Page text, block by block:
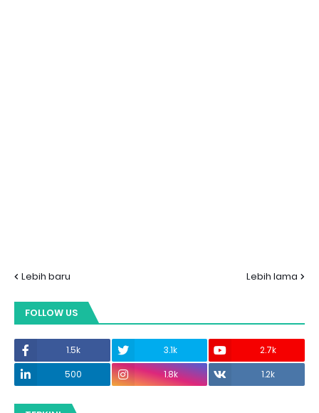
Lebih baru Lebih lama
FOLLOW US
1.5k 3.1k
2.7k
500
1.8k 1.2k